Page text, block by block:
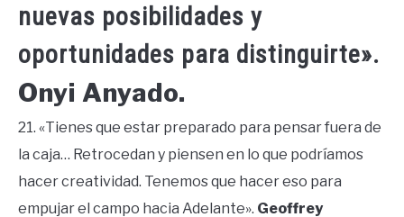
nuevas posibilidades y
oportunidades para distinguirte».
Onyi Anyado.
21. «Tienes que estar preparado para pensar fuera de
la caja… Retrocedan y piensen en lo que podríamos
hacer creatividad. Tenemos que hacer eso para
empujar el campo hacia Adelante». Geoffrey